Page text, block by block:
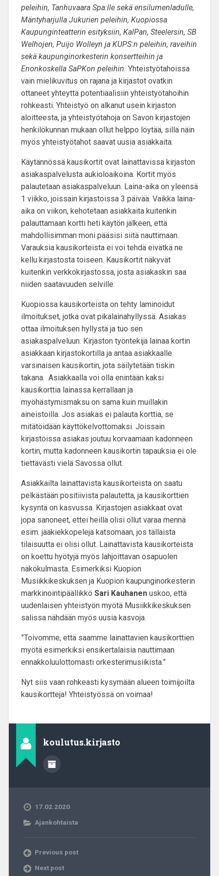
peleihin, Tanhuvaara Spa:lle sekä ensilumenladulle,
Mäntyharjulla Jukurien peleihin, Kuopiossa
Kaupunginteatterin esityksiin, KalPan, Steelersin, SB
Welhojen, Puijo Wolleyn ja KUPS:n peleihin, raveihin
sekä kaupunginorkesterin konsertteihin ja
Enonkoskella SaPKon peleihin. Yhteistyötahoissa
vain mielikuvitus on rajana ja kirjastot ovatkin
ottaneet yhteyttä potentiaalisiin yhteistyötahoihin
rohkeasti. Yhteistyö on alkanut usein kirjaston
aloitteesta, ja yhteistyötahoja on Savon kirjastojen
henkilökunnan mukaan ollut helppo löytää, sillä näin
myös yhteistyötahot saavat uusia asiakkaita.
Käytännössä kausikortit ovat lainattavissa kirjaston
asiakaspalvelusta aukioloaikoina. Kortit myös
palautetaan asiakaspalveluun. Laina-aika on yleensä
1 viikko, joissain kirjastoissa 3 päivää. Vaikka laina-
aika on viikon, kehotetaan asiakkaita kuitenkin
palauttamaan kortti heti käytön jälkeen, että
mahdollisimman moni pääsisi siitä nauttimaan.
Varauksia kausikorteista ei voi tehdä eivätkä ne
kellu kirjastosta toiseen. Kausikortit näkyvät
kuitenkin verkkokirjastossa, josta asiakaskin saa
niiden saatavuuden selville.
Kuopiossa kausikorteista on tehty laminoidut
ilmoitukset, jotka ovat pikalainahyllyssä. Asiakas
ottaa ilmoituksen hyllystä ja tuo sen
asiakaspalveluun. Kirjaston työntekijä lainaa kortin
asiakkaan kirjastokortilla ja antaa asiakkaalle
varsinaisen kausikortin, jota säilytetään tiskin
takana. Asiakkaalla voi olla enintään kaksi
kausikorttia lainassa kerrallaan ja
myöhästymismaksu on sama kuin muillakin
aineistoilla. Jos asiakas ei palauta korttia, se
mitätöidään käyttökelvottomaksi. Joissain
kirjastoissa asiakas joutuu korvaamaan kadonneen
kortin, mutta kadonneen kausikortin tapauksia ei ole
tiettävästi vielä Savossa ollut.
Asiakkailta lainattavista kausikorteista on saatu
pelkästään positiivista palautetta, ja kausikorttien
kysyntä on kasvussa. Kirjastojen asiakkaat ovat
jopa sanoneet, ettei heillä olisi ollut varaa mennä
esim. jääkiekkopelejä katsomaan, jos tällaista
tilaisuutta ei olisi ollut. Lainattavista kausikorteista
on koettu hyötyjä myös lahjoittavan osapuolen
näkökulmasta. Esimerkiksi Kuopion
Musiikkikeskuksen ja Kuopion kaupunginorkesterin
markkinointipäällikkö Sari Kauhanenuskoo, että
uudenlaisen yhteistyön myötä Musiikkikeskuksen
salissa nähdään myös uusia kasvoja.
”Toivomme, että saamme lainattavien kausikorttien
myötä esimerkiksi ensikertalaisia nauttimaan
ennakkoluulottomasti orkesterimusiikista.”
Nyt siis vaan rohkeasti kysymään alueen toimijoilta
kausikortteja! Yhteistyössä on voimaa!
koulutus.kirjasto
17.02.2020
Ajankohtaista
Previous post
Next post